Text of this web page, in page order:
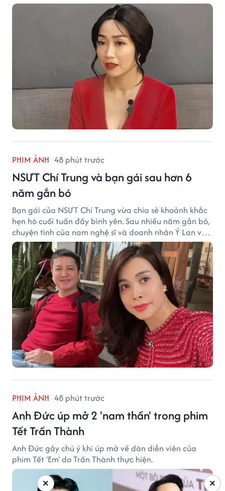
đáng nhớ trong hành trình làm nghề.
PHIM ẢNH 48 phút trước
NSƯT Chí Trung và bạn gái sau hơn 6
năm gắn bó
Bạn gái của NSƯT Chí Trung vừa chia sẻ khoảnh khắc
hẹn hò cuối tuần đầy bình yên. Sau nhiều năm gắn bó,
chuyện tình của nam nghệ sĩ và doanh nhân Ý Lan vẫn
nhận được sự quan tâm từ công chúng.
PHIM ẢNH 48 phút trước
Anh Đức úp mở 2 'nam thần' trong phim
Tết Trấn Thành
Anh Đức gây chú ý khi úp mở về dàn diễn viên của
phim Tết 'Em' do Trấn Thành thực hiện.
×
×